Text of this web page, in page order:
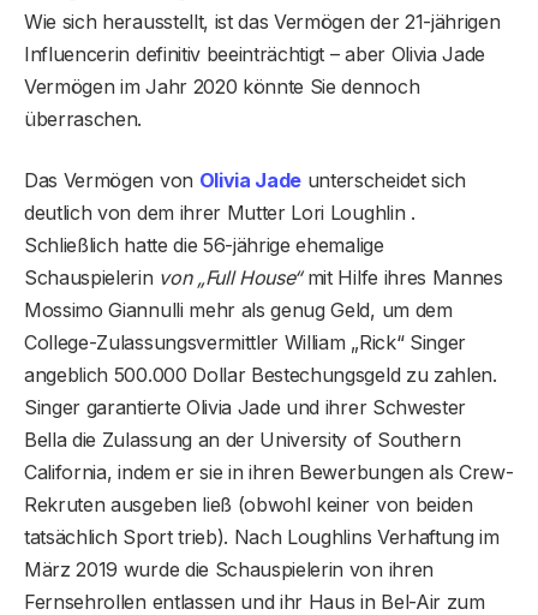
Wie sich herausstellt, ist das Vermögen der 21-jährigen
Influencerin definitiv beeinträchtigt – aber Olivia Jade
Vermögen im Jahr 2020 könnte Sie dennoch
überraschen.
Das Vermögen von Olivia Jade unterscheidet sich
deutlich von dem ihrer Mutter Lori Loughlin .
Schließlich hatte die 56-jährige ehemalige
Schauspielerin von „Full House“mit Hilfe ihres Mannes
Mossimo Giannulli mehr als genug Geld, um dem
College-Zulassungsvermittler William „Rick“ Singer
angeblich 500.000 Dollar Bestechungsgeld zu zahlen.
Singer garantierte Olivia Jade und ihrer Schwester
Bella die Zulassung an der University of Southern
California, indem er sie in ihren Bewerbungen als Crew-
Rekruten ausgeben ließ (obwohl keiner von beiden
tatsächlich Sport trieb). Nach Loughlins Verhaftung im
März 2019 wurde die Schauspielerin von ihren
Fernsehrollen entlassen und ihr Haus in Bel-Air zum